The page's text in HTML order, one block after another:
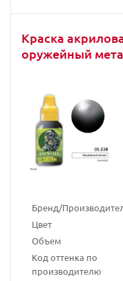
Краска
оружейный
Бренд/
Цвет
Объем
Код оттенка по
производителю